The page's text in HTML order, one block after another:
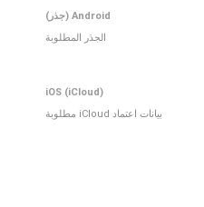
Android (جذر)
الجذر المطلوبة
iOS (iCloud)
بيانات اعتماد iCloud مطلوبة